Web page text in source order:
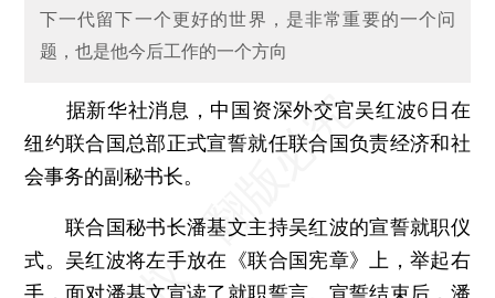
下一代留下一个更好的世界，是非常重要的一个问
题，也是他今后工作的一个方向
据新华社消息，中国资深外交官吴红波6日在
纽约联合国总部正式宣誓就任联合国负责经济和社
会事务的副秘书长。
联合国秘书长潘基文主持吴红波的宣誓就职仪
式。吴红波将左手放在《联合国宪章》上，举起右
手，面对潘基文宣读了就职誓言。宣誓结束后，潘